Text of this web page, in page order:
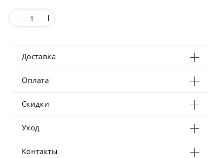
Доставка
Оплата
Скидки
Уход
Контакты